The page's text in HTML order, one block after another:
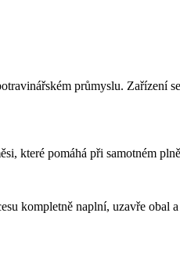
průmyslu. Zařízení
které pomáhá při samotném
kompletně naplní, uzavře obal